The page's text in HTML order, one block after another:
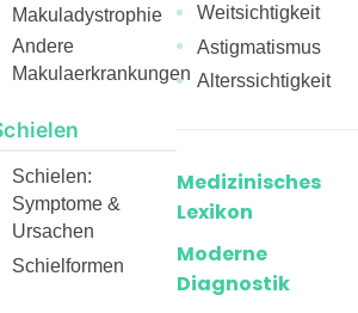
Makuladystrophie
Andere
Makulaerkrankungen
Schielen:
Symptome &
Ursachen
Schielformen
Weitsichtigkeit
Astigmatismus
Alterssichtigkeit
Medizinisches
Lexikon
Moderne
Diagnostik